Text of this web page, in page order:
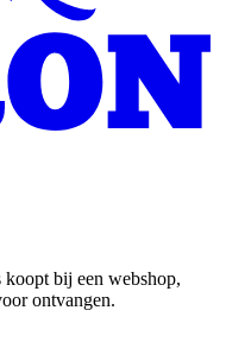
bij een webshop,
ontvangen.